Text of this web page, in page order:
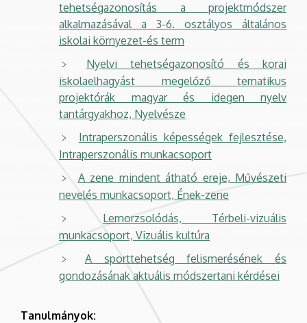
tehetségazonosítás a projektmódszer
alkalmazásával a 3-6. osztályos általános
iskolai környezet-és term
Nyelvi tehetségazonosító és korai
iskolaelhagyást megelőző tematikus
projektórák magyar és idegen nyelv
tantárgyakhoz, Nyelvésze
Intraperszonális képességek fejlesztése,
Intraperszonális munkacsoport
A zene mindent átható ereje, Művészeti
nevelés munkacsoport, Ének-zene
Lemorzsolódás, Térbeli-vizuális
munkacsoport, Vizuális kultúra
A sporttehetség felismerésének és
gondozásának aktuális módszertani kérdései
Tanulmányok: